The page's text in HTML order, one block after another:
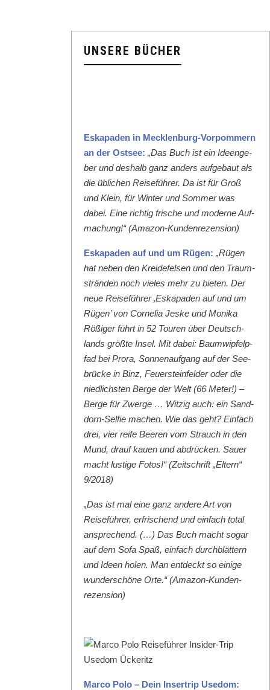
UNSERE BÜCHER
Eska­paden in Meck­len­burg-Vor­pom­mern
an der Ost­see: „Das Buch ist ein Ideenge­
ber und deshalb ganz anders aufge­baut als
die üblichen Reise­führer. Da ist für Groß
und Klein, für Win­ter und Som­mer was
dabei. Eine richtig frische und mod­erne Auf­
machung!“ (Ama­zon-Kun­den­rezen­sion)
Eska­paden auf und um Rügen: „Rügen
hat neben den Krei­de­felsen und den Traum­
strän­den noch vieles mehr zu bieten. Der
neue Reise­führer ‚Eska­paden auf und um
Rügen’ von Cor­nelia Jeske und Moni­ka
Rößiger führt in 52 Touren über Deutsch­
lands größte Insel. Mit dabei: Baumwipfelp­
fad bei Pro­ra, Son­nenauf­gang auf der See­
brücke in Binz, Feuer­ste­in­felder oder die
niedlich­sten Berge der Welt (66 Meter!) –
Berge für Zwerge … Witzig auch: ein Sand­
dorn-Self­ie machen. Wie das geht? Ein­fach
drei, vier reife Beeren vom Strauch in den
Mund, drauf kauen und abdrück­en. Sauer
macht lustige Fotos!“ (Zeitschrift „Eltern“
9/2018)
„Das ist mal eine ganz andere Art von
Reise­führer, erfrischend und ein­fach total
ansprechend. (…) Das Buch macht sog­ar
auf dem Sofa Spaß, ein­fach durch­blät­tern
und Ideen holen. Man ent­deckt so einige
wun­der­schöne Orte.“ (Ama­zon-Kun­den­
rezen­sion)
Mar­co Polo – Dein Inser­trip Use­dom: